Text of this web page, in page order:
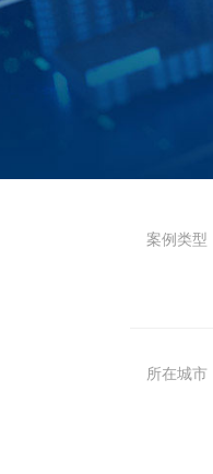
案例类型
所在城市